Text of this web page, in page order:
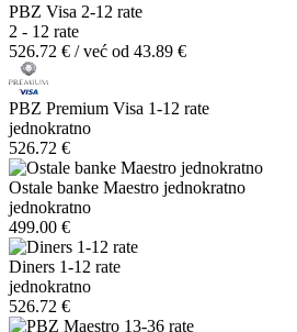
PBZ Visa 2-12 rate
2 - 12 rate
526.72 € / već od 43.89 €
PBZ Premium Visa 1-12 rate
jednokratno
526.72 €
Ostale banke Maestro jednokratno
jednokratno
499.00 €
Diners 1-12 rate
jednokratno
526.72 €